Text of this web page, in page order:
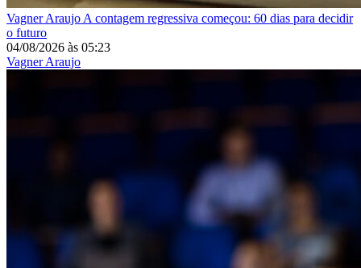
Vagner Araujo A contagem regressiva começou: 60 dias para decidir
o futuro
04/08/2026 às 05:23
Vagner Araujo